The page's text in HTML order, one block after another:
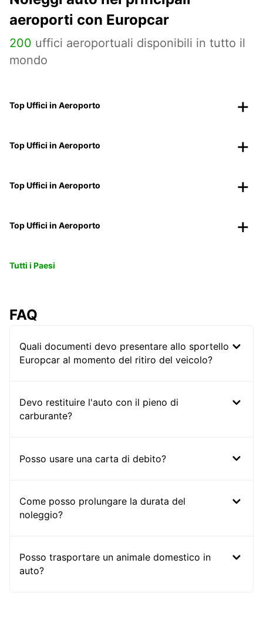
aeroporti con Europcar
200 uffici aeroportuali disponibili in tutto il
mondo
Top Uffici in Aeroporto
Top Uffici in Aeroporto
Top Uffici in Aeroporto
Top Uffici in Aeroporto
Tutti i Paesi
FAQ
Quali documenti devo presentare allo sportello
Europcar al momento del ritiro del veicolo?
Devo restituire l'auto con il pieno di
carburante?
Posso usare una carta di debito?
Come posso prolungare la durata del
noleggio?
Posso trasportare un animale domestico in
auto?